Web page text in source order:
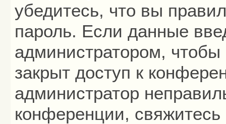
убедитесь, что вы
пароль. Если данные
администратором,
закрыт доступ к
администратор
конференции,